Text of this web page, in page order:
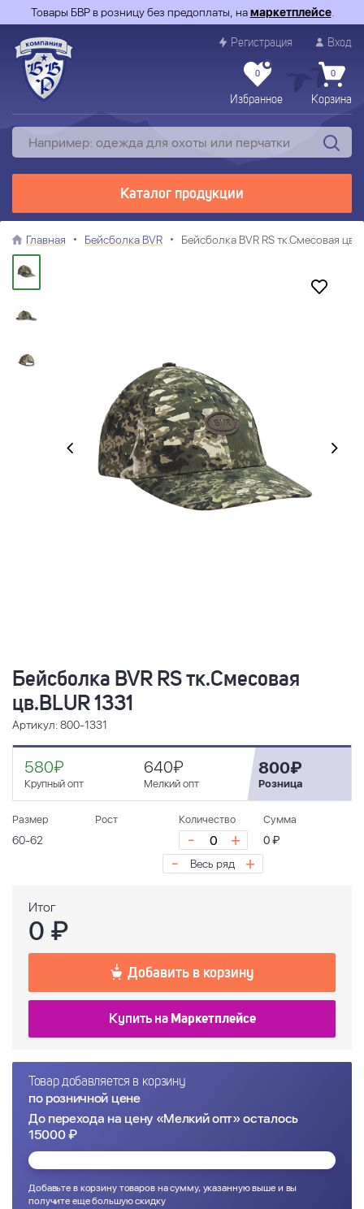
Товары БВР в розницу без предоплаты, намаркетплейсе.
Регистрация Вход
0
Избранное
0
Корзина
Каталог продукции
Главная Бейсболка BVR Бейсболка BVR RS тк.Смесовая
Бейсболка BVR RS тк.Смесовая
цв.BLUR 1331
Артикул: 800-1331
580₽
Крупный опт
640₽
Мелкий опт
800₽
Розница
Размер Рост Количество Сумма
60-62 - + 0 ₽
- Весь ряд +
Итог
0 ₽
Добавить в корзину
Купить на Маркетплейсе
Товар добавляется в корзину
по розничной цене
До перехода на цену «Мелкий опт» осталось
15000 ₽
Добавьте в корзину товаров на сумму, указанную выше и вы
получите еще большую скидку